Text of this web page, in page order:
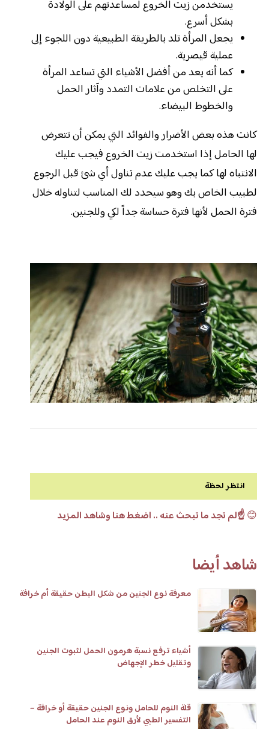
يستخدمن زيت الخروع لمساعدتهم على الولادة
بشكل أسرع.
يجعل المرأة تلد بالطريقة الطبيعية دون اللجوء إلى
عملية قيصرية.
كما أنه يعد من أفضل الأشياء التي تساعد المرأة
على التخلص من علامات التمدد وآثار الحمل
والخطوط البيضاء.
كانت هذه بعض الأضرار والفوائد التي يمكن أن تتعرض
لها الحامل إذا استخدمت زيت الخروع فيجب عليك
الانتباه لها كما يجب عليك عدم تناول أي شئ قبل الرجوع
لطبيب الخاص بك وهو سيحدد لك المناسب لتناوله خلال
فترة الحمل لأنها فترة حساسة جداً لكي وللجنين.
انتظر لحظة
😊☝️لم تجد ما تبحث عنه .. اضغط هنا وشاهد المزيد
شاهد أيضا
معرفة نوع الجنين من شكل البطن حقيقة أم خرافة
أشياء ترفع نسبة هرمون الحمل لثبوت الجنين
وتقليل خطر الإجهاض
قلة النوم للحامل ونوع الجنين حقيقة أو خرافة –
التفسير الطبي لأرق النوم عند الحامل